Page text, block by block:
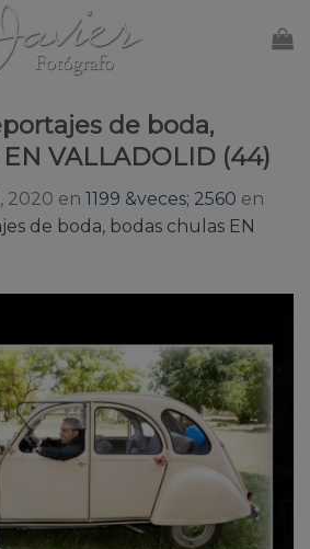
de boda,
VALLADOLID (44)
2020 en 1199 &veces; 2560 en
de boda, bodas chulas EN